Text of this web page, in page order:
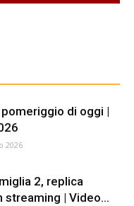
di oggi |
2026
2, replica
streaming | Video...